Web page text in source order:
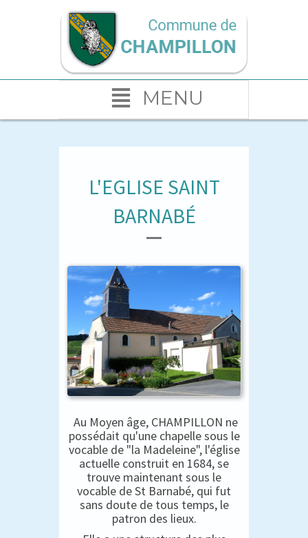
MENU
L'EGLISE SAINT
BARNABÉ
Au Moyen âge, CHAMPILLON ne
possédait qu'une chapelle sous le
vocable de "la Madeleine", l'église
actuelle construit en 1684, se
trouve maintenant sous le
vocable de St Barnabé, qui fut
sans doute de tous temps, le
patron des lieux.